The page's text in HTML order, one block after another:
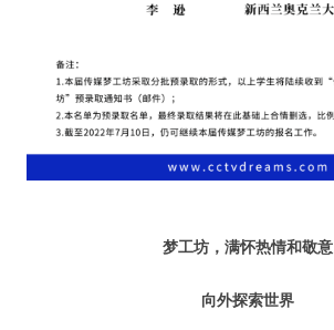
品牌的力量
梦工坊，满怀热情和敬意
向外探索世界